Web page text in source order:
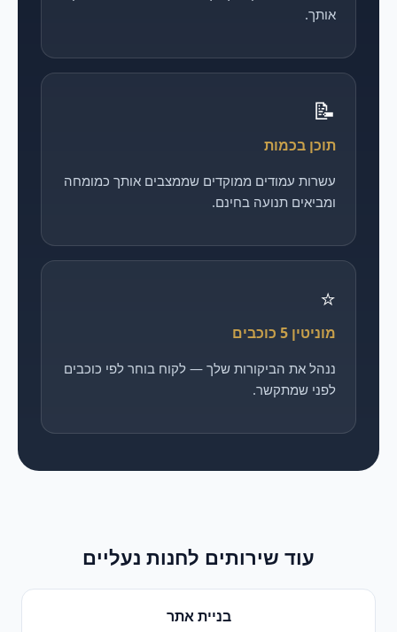
אותך.
📝
תוכן בכמות
עשרות עמודים ממוקדים שממצבים אותך כמומחה
ומביאים תנועה בחינם.
⭐
מוניטין 5 כוכבים
ננהל את הביקורות שלך — לקוח בוחר לפי כוכבים
לפני שמתקשר.
עוד שירותים לחנות נעליים
בניית אתר